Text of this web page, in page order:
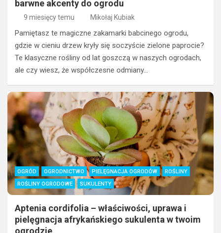
barwne akcenty do ogrodu
9 miesięcy temu Mikołaj Kubiak
Pamiętasz te magiczne zakamarki babcinego ogrodu,
gdzie w cieniu drzew kryły się soczyście zielone paprocie?
Te klasyczne rośliny od lat goszczą w naszych ogrodach,
ale czy wiesz, że współczesne odmiany…
OGRÓD OGRODNICTWO PIELĘGNACJA OGRODÓW
ROŚLINY
ROŚLINY OGRODOWE
SUKULENTY
Aptenia cordifolia – właściwości, uprawa i
pielęgnacja afrykańskiego sukulenta w twoim
ogrodzie